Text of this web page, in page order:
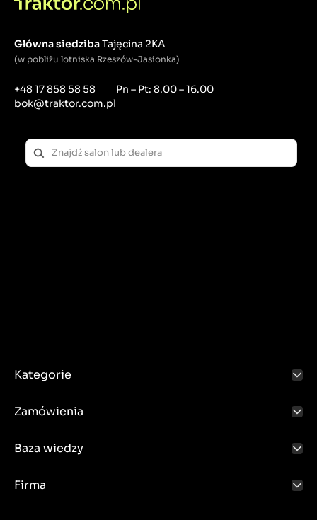
Główna siedzibaTajęcina 2KA
(w pobliżu lotniska Rzeszów-Jasionka)
+48 17 858 58 58
bok@traktor.com.pl
Pn – Pt: 8.00 – 16.00
Kategorie
Zamówienia
Baza wiedzy
Firma